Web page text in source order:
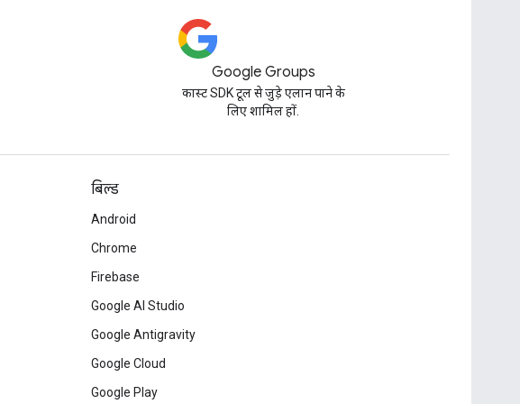
Google Groups
कास्ट SDK टूल से जुड़े एलान पाने के
लिए शामिल हों.
बिल्ड
Android
Chrome
Firebase
Google AI Studio
Google Antigravity
Google Cloud
Google Play